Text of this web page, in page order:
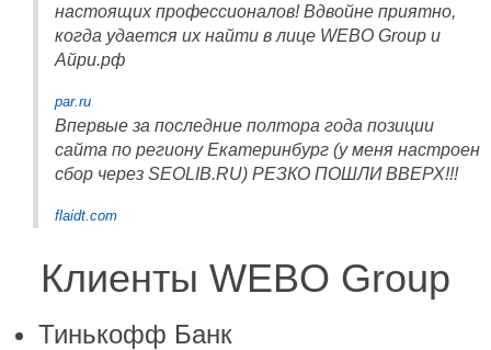
настоящих профессионалов! Вдвойне приятно,
когда удается их найти в лице WEBO Group и
Айри.рф
par.ru
Впервые за последние полтора года позиции
сайта по региону Екатеринбург (у меня настроен
сбор через SEOLIB.RU) РЕЗКО ПОШЛИ ВВЕРХ!!!
flaidt.com
Клиенты WEBO Group
Тинькофф Банк